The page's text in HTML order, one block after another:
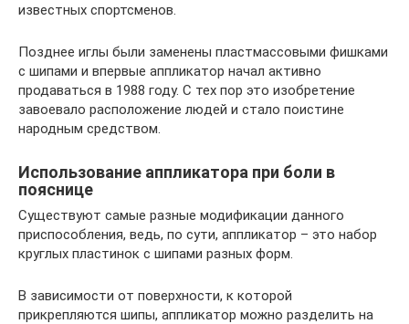
известных спортсменов.
Позднее иглы были заменены пластмассовыми фишками
с шипами и впервые аппликатор начал активно
продаваться в 1988 году. С тех пор это изобретение
завоевало расположение людей и стало поистине
народным средством.
Использование аппликатора при боли в
пояснице
Существуют самые разные модификации данного
приспособления, ведь, по сути, аппликатор – это набор
круглых пластинок с шипами разных форм.
В зависимости от поверхности, к которой
прикрепляются шипы, аппликатор можно разделить на